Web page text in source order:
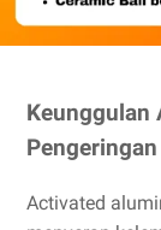
Keunggulan
Activated